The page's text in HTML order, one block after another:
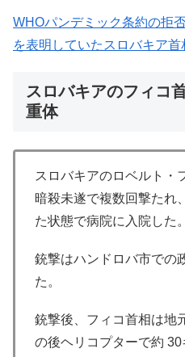
WHOパンデミック条約の拒
を表明していたスロバキア
スロバキアのフィコ
重体
スロバキアのロベルト・
暗殺未遂で複数回撃たれ
た状態で病院に入院した。
銃撃はハンドロバ市での
た。
銃撃後、フィコ首相は地
の後ヘリコプターで約 30